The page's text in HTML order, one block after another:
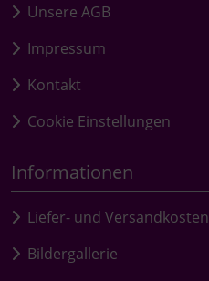
Unsere AGB
Impressum
Kontakt
Cookie Einstellungen
Informationen
Liefer- und Versandkosten
Bildergallerie